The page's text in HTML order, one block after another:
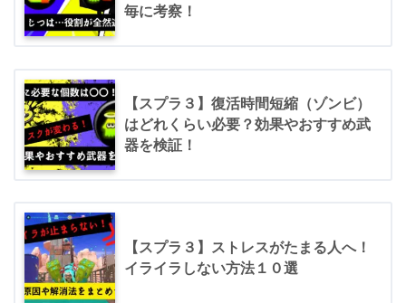
毎に考察！
【スプラ３】復活時間短縮（ゾンビ）
はどれくらい必要？効果やおすすめ武
器を検証！
【スプラ３】ストレスがたまる人へ！
イライラしない方法１０選